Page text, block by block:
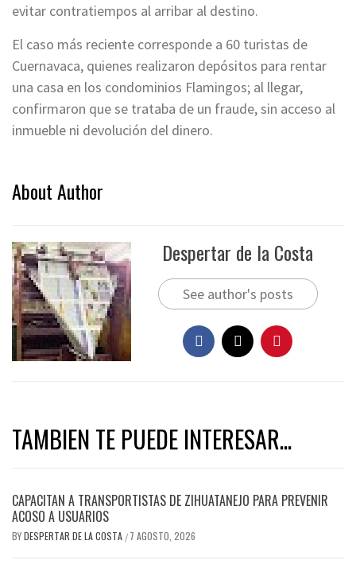
evitar contratiempos al arribar al destino.
El caso más reciente corresponde a 60 turistas de
Cuernavaca, quienes realizaron depósitos para rentar
una casa en los condominios Flamingos; al llegar,
confirmaron que se trataba de un fraude, sin acceso al
inmueble ni devolución del dinero.
About Author
Despertar de la Costa
See author's posts
TAMBIEN TE PUEDE INTERESAR...
CAPACITAN A TRANSPORTISTAS DE ZIHUATANEJO PARA PREVENIR
ACOSO A USUARIOS
BYDESPERTAR DE LA COSTA / 7 AGOSTO, 2026